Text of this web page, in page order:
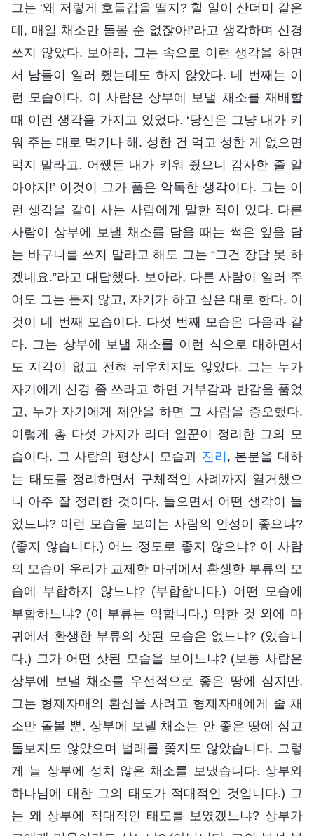
그는 ‘왜 저렇게 호들갑을 떨지? 할 일이 산더미 같은
데, 매일 채소만 돌볼 순 없잖아!’라고 생각하며 신경
쓰지 않았다. 보아라, 그는 속으로 이런 생각을 하면
서 남들이 일러 줬는데도 하지 않았다. 네 번째는 이
런 모습이다. 이 사람은 상부에 보낼 채소를 재배할
때 이런 생각을 가지고 있었다. ‘당신은 그냥 내가 키
워 주는 대로 먹기나 해. 성한 건 먹고 성한 게 없으면
먹지 말라고. 어쨌든 내가 키워 줬으니 감사한 줄 알
아야지!’ 이것이 그가 품은 악독한 생각이다. 그는 이
런 생각을 같이 사는 사람에게 말한 적이 있다. 다른
사람이 상부에 보낼 채소를 담을 때는 썩은 잎을 담
는 바구니를 쓰지 말라고 해도 그는 “그건 장담 못 하
겠네요.”라고 대답했다. 보아라, 다른 사람이 일러 주
어도 그는 듣지 않고, 자기가 하고 싶은 대로 한다. 이
것이 네 번째 모습이다. 다섯 번째 모습은 다음과 같
다. 그는 상부에 보낼 채소를 이런 식으로 대하면서
도 지각이 없고 전혀 뉘우치지도 않았다. 그는 누가
자기에게 신경 좀 쓰라고 하면 거부감과 반감을 품었
고, 누가 자기에게 제안을 하면 그 사람을 증오했다.
이렇게 총 다섯 가지가 리더 일꾼이 정리한 그의 모
습이다. 그 사람의 평상시 모습과 진리 , 본분을 대하
는 태도를 정리하면서 구체적인 사례까지 열거했으
니 아주 잘 정리한 것이다. 들으면서 어떤 생각이 들
었느냐? 이런 모습을 보이는 사람의 인성이 좋으냐?
(좋지 않습니다.) 어느 정도로 좋지 않으냐? 이 사람
의 모습이 우리가 교제한 마귀에서 환생한 부류의 모
습에 부합하지 않느냐? (부합합니다.) 어떤 모습에
부합하느냐? (이 부류는 악합니다.) 악한 것 외에 마
귀에서 환생한 부류의 삿된 모습은 없느냐? (있습니
다.) 그가 어떤 삿된 모습을 보이느냐? (보통 사람은
상부에 보낼 채소를 우선적으로 좋은 땅에 심지만,
그는 형제자매의 환심을 사려고 형제자매에게 줄 채
소만 돌볼 뿐, 상부에 보낼 채소는 안 좋은 땅에 심고
돌보지도 않았으며 벌레를 쫓지도 않았습니다. 그렇
게 늘 상부에 성치 않은 채소를 보냈습니다. 상부와
하나님에 대한 그의 태도가 적대적인 것입니다.) 그
는 왜 상부에 적대적인 태도를 보였겠느냐? 상부가